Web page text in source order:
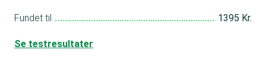
Fundet til 1395 Kr.
Se testresultater